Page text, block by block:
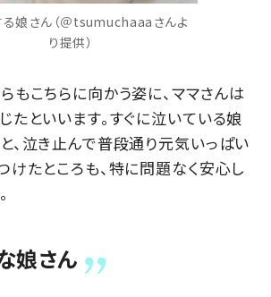
る娘さん（＠tsumuchaaaさんよ
り提供）
もこちらに向かう姿に、ママさんは
たといいます。すぐに泣いている娘
、泣き止んで普段通り元気いっぱい
けたところも、特に問題なく安心し
娘さん